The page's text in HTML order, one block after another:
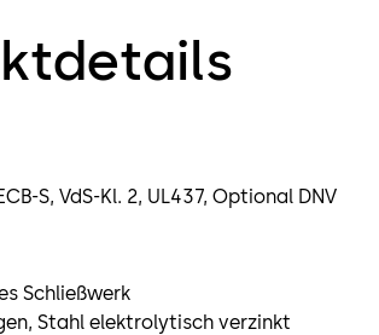
S, VdS-Kl. 2, UL437, Optional DNV
Schließwerk
Stahl elektrolytisch verzinkt